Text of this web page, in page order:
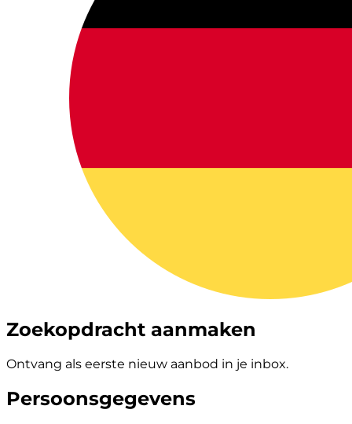
Zoekopdracht aanmaken
Ontvang als eerste nieuw aanbod in je inbox.
Persoonsgegevens